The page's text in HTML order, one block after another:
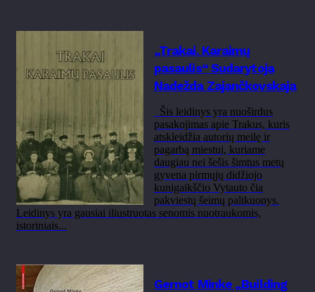
„Trakai. Karaimų
pasaulis“ Sudarytoja
Nadežda Zajančkovskaja
Šis leidinys yra nuoširdus
pasakojimas apie Trakus, kuris
atskleidžia autorių meilę ir
pagarbą miestui, kuriame
daugiau nei šešis šimtus metų
gyvena pirmųjų didžiojo
kunigaikščio Vytauto čia
pakviestų šeimų palikuonys.
Leidinys yra gausiai iliustruotas senomis nuotraukomis,
istoriniais...
Gernot Minke „Building